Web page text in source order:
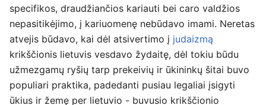
specifikos, draudžiančios kariauti bei caro valdžios
nepasitikėjimo, į kariuomenę nebūdavo imami. Neretas
atvejis būdavo, kai dėl atsivertimo į judaizmą
krikščionis lietuvis vesdavo žydaitę, dėl tokiu būdu
užmezgamų ryšių tarp prekeivių ir ūkininkų šitai buvo
populiari praktika, padedanti pusiau legaliai įsigyti
ūkius ir žemę per lietuvio - buvusio krikščionio